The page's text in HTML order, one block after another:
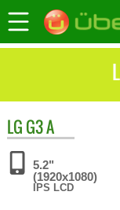
LG G3 A
5.2"
(1920x1080)
IPS LCD